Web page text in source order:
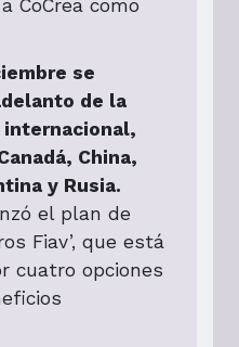
CoCrea como
se
de la
internacional,
China,
y Rusia.
el plan de
Fiav’, que está
cuatro opciones